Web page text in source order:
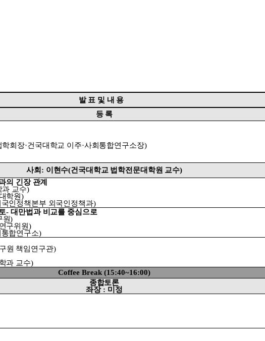
발 표 및 내 용
등 록
학회장·건국대학교 이주·사회통합연구소장)
사회 : 이현수(건국대학교 법학전문대학원 교수)
의 긴장 관계
과 교수)
학원)
국인정책본부 외국인정책과)
-대만법과 비교를 중심으로
원)
구위원)
합연구소)
원 책임연구관)
과 교수)
Coffee Break (15:40~16:00)
종합토론
좌장 : 미정